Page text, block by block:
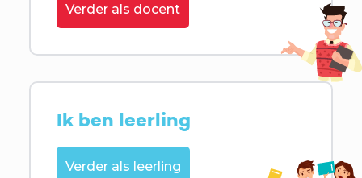
Verder als docent
Ik ben leerling
Verder als leerling